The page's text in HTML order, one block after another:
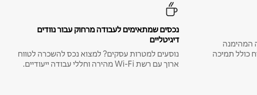
המהימנה
כולל תמיכה
נכסים שמתאימים לעבודה מרחוק עבור נוודים
דיגיטליים
נוסעים למטרות עסקים? למצוא נכס להשכרה לטווח
ארוך עם רשת Wi-Fi מהירה וחללי עבודה ייעודיים.